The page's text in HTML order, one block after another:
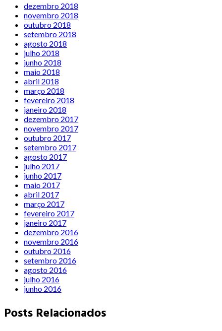
dezembro 2018
novembro 2018
outubro 2018
setembro 2018
agosto 2018
julho 2018
junho 2018
maio 2018
abril 2018
março 2018
fevereiro 2018
janeiro 2018
dezembro 2017
novembro 2017
outubro 2017
setembro 2017
agosto 2017
julho 2017
junho 2017
maio 2017
abril 2017
março 2017
fevereiro 2017
janeiro 2017
dezembro 2016
novembro 2016
outubro 2016
setembro 2016
agosto 2016
julho 2016
junho 2016
Posts Relacionados